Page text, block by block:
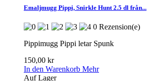
Emaljmugg Pippi, Snirkle Hunt 2.5 dl från...
0 Rezension(e)
Pippimugg Pippi letar Spunk
150,00 kr
In den Warenkorb Mehr
Auf Lager